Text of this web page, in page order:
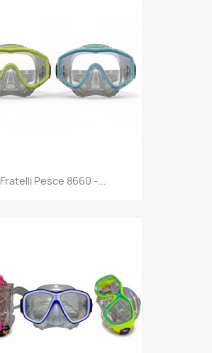
Anteprima
Fratelli Pesce 8660 -...